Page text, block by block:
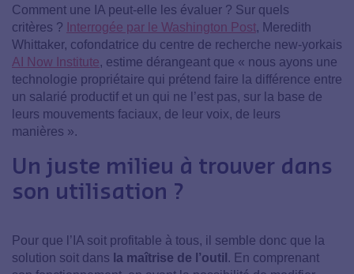
Comment une IA peut-elle les évaluer ? Sur quels
critères ? Interrogée par le Washington Post, Meredith
Whittaker, cofondatrice du centre de recherche new-yorkais
AI Now Institute, estime dérangeant que « nous ayons une
technologie propriétaire qui prétend faire la différence entre
un salarié productif et un qui ne l’est pas, sur la base de
leurs mouvements faciaux, de leur voix, de leurs
manières ».
Un juste milieu à trouver dans
son utilisation ?
Pour que l’IA soit profitable à tous, il semble donc que la
solution soit dans la maîtrise de l’outil . En comprenant